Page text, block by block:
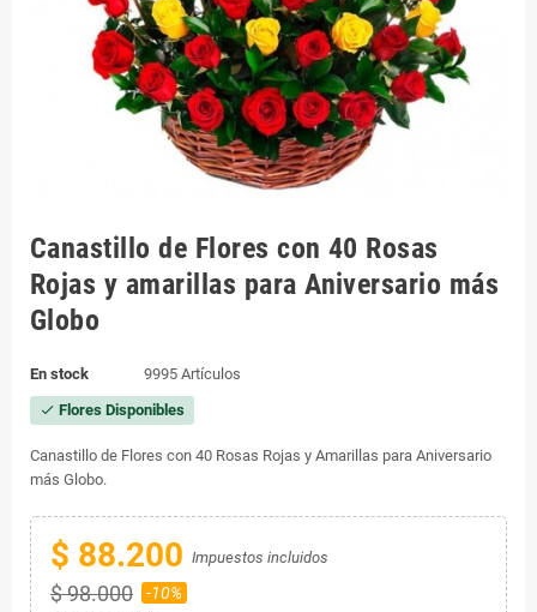
Canastillo de Flores con 40 Rosas
Rojas y amarillas para Aniversario más
Globo
En stock 9995 Artículos
check Flores Disponibles
Canastillo de Flores con 40 Rosas Rojas y Amarillas para Aniversario
más Globo.
$ 88.200 Impuestos incluidos
$ 98.000 -10%